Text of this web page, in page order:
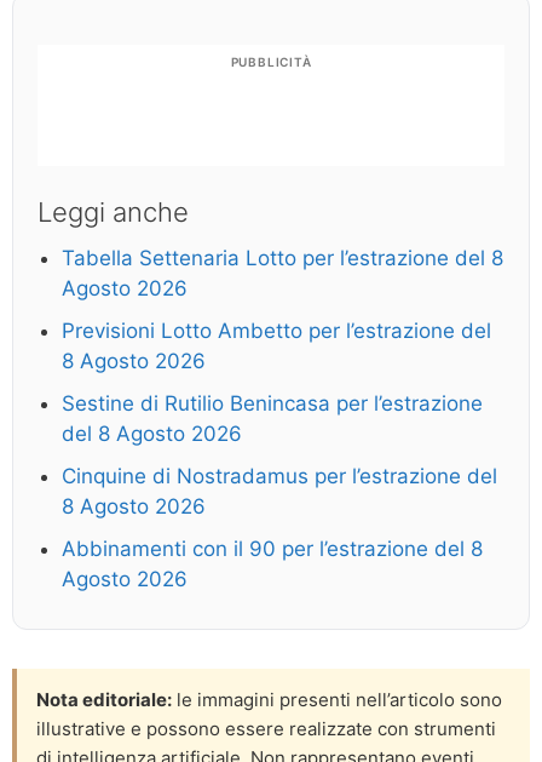
PUBBLICITÀ
Leggi anche
Tabella Settenaria Lotto per l’estrazione del 8
Agosto 2026
Previsioni Lotto Ambetto per l’estrazione del
8 Agosto 2026
Sestine di Rutilio Benincasa per l’estrazione
del 8 Agosto 2026
Cinquine di Nostradamus per l’estrazione del
8 Agosto 2026
Abbinamenti con il 90 per l’estrazione del 8
Agosto 2026
Nota editoriale: le immagini presenti nell’articolo sono
illustrative e possono essere realizzate con strumenti